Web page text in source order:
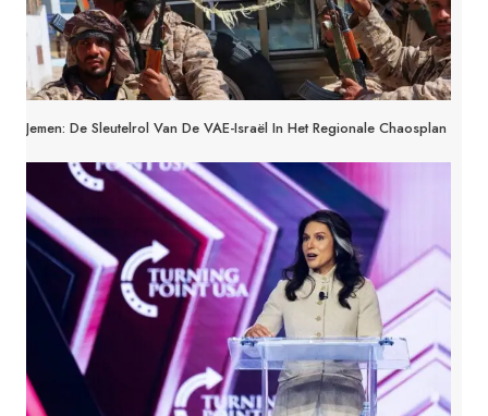
Jemen: De Sleutelrol Van De VAE-Israël In Het Regionale Chaosplan